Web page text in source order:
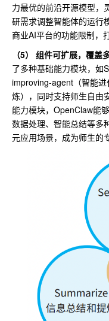
力最优的前沿开源模型，
研需求调整智能体的运行
商业AI平台的功能限制，
（5） 组件可扩展，覆盖
了多种基础能力模块，如
improving-agent（智能
炼），同时支持师生自由
能力模块，OpenClaw能
数据处理、智能总结等多
元应用场景，成为师生的